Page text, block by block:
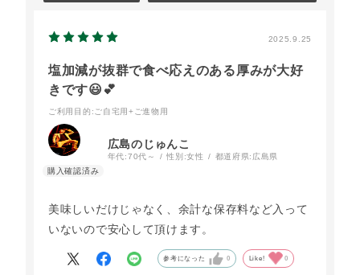
2025.9.25
塩加減が抜群で食べ応えのある厚みが大好
きです😃💕
ご利用目的 :ご自宅用+ご進物用
広島のじゅんこ
年代:70代～ 性別:女性 都道府県: 広島県
美味しいだけじゃなく、余計な保存料など入って
いないので安心して頂けます。
参考になった 0 Like! 0